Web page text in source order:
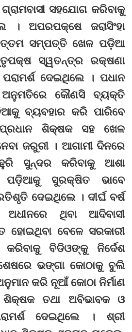
ସହଯୋଗ କରିବାକୁ
। ଅପରପକ୍ଷେ ଜରାସିଂହା
ସମ୍ପତ୍ତି ଖେଳ ପଡ଼ିଆ
ସ୍ୱତନ୍ତ୍ର ରକ୍ଷଣା
ଦେଇଥିଲେ । ପଧାନ
କୌଣସି ବ୍ୟକ୍ତି
ବ୍ୟବହାର କରି ପାରିବେ
ଶିକ୍ଷକ ସହ ଖେଳ
ଜରୁରୀ । ଆଗାମୀ ଦିନରେ
ସୁନ୍ଦର କରିବାକୁ ଆଶା
ପଡ଼ିଆକୁ ସୁରକ୍ଷିତ ଭାବେ
ଦେଇଥିଲେ । ଦୀର୍ଘ ବର୍ଷ
ଅଧୀନରେ ଥିବା ଆଦିବାସୀ
ବେଳେ ସରକାରୀ
କରିବାକୁ ବିଡିଓଙ୍କୁ ନିର୍ଦେଶ
ଭଙ୍ଗା କୋଠାକୁ ବୁଲି
କରି ନୂଆଁ କୋଠା ନିର୍ମାଣ
ତଥା ଅବିଭାବକ ଓ
ଦେଇଥିଲେ । ଶ୍ରୀ